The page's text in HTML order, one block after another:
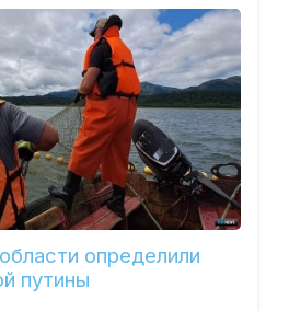
определили
путины